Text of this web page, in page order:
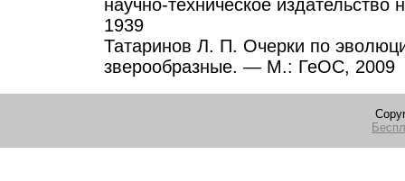
научно-техническое
1939
Татаринов Л. П. Очерки по
зверообразные. — М.: ГеОС, 2009